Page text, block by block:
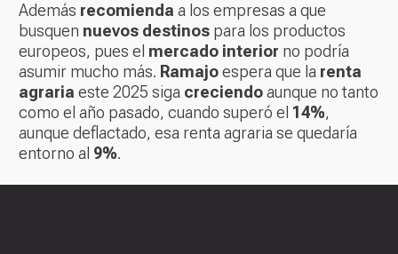
Además recomienda a los empresas a que
busquen nuevos destinos para los productos
europeos, pues el mercado interior no podría
asumir mucho más. Ramajoespera que la renta
agraria este 2025 siga creciendoaunque no tanto
como el año pasado, cuando superó el 14%,
aunque deflactado, esa renta agraria se quedaría
entorno al 9%.